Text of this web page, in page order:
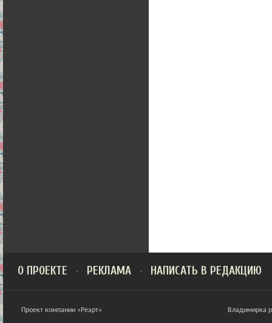
О ПРОЕКТЕ РЕКЛАМА НАПИСАТЬ В РЕДАКЦИЮ
Проект компании «Реарт» Владимирка